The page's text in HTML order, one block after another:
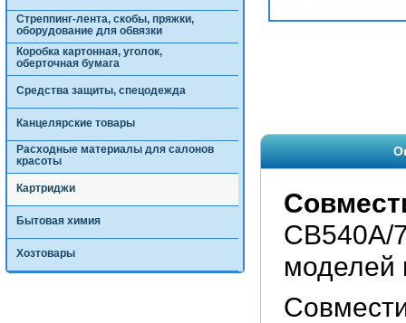
Стреппинг-лента, скобы, пряжки,
оборудование для обвязки
Коробка картонная, уголок,
оберточная бумага
Средства защиты, спецодежда
Канцелярские товары
Расходные материалы для салонов
красоты
Картриджи
Бытовая химия
Хозтовары
CB540A/
моделей